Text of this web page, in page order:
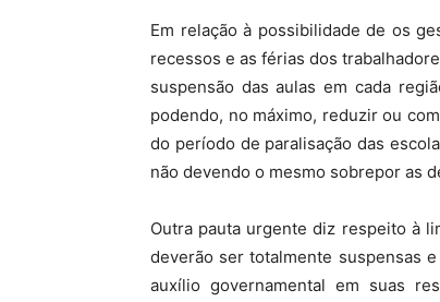
Em relação à possibilidade de os
recessos e as férias dos
suspensão das aulas em cada
podendo, no máximo, reduzir ou
do período de paralisação das
não devendo o mesmo sobrepor as
Outra pauta urgente diz respeito à
deverão ser totalmente suspensas
auxílio governamental em suas